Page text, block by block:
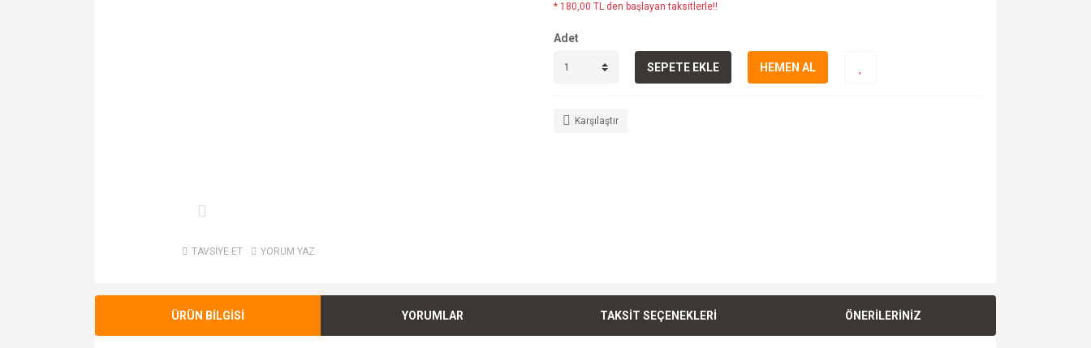
TAVSİYE ET YORUM YAZ
* 180,00 TL den başlayan taksitlerle!!
Adet
SEPETE EKLE HEMEN AL
Karşılaştır
ÜRÜN BİLGİSİ YORUMLAR TAKSİT SEÇENEKLERİ ÖNERİLERİNİZ